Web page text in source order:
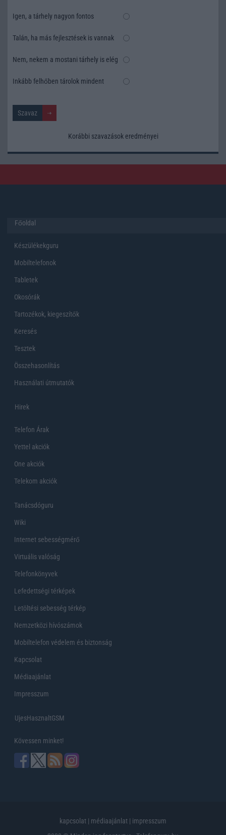
Igen, a tárhely nagyon fontos
Talán, ha más fejlesztések is vannak
Nem, nekem a mostani tárhely is elég
Inkább felhőben tárolok mindent
Korábbi szavazások eredményei
Főoldal
Készülékekguru
Mobiltelefonok
Tabletek
Okosórák
Tartozékok, kiegeszítők
Keresés
Tesztek
Összehasonlítás
Használati útmutatók
Hirek
Telefon Árak
Yettel akciók
One akciók
Telekom akciók
Tanácsdóguru
Wiki
Internet sebességmérő
Virtuális valóság
Telefonkönyvek
Lefedettségi térképek
Letöltési sebesség térkép
Nemzetközi hívószámok
Mobiltelefon védelem és biztonság
Kapcsolat
Médiaajánlat
Impresszum
UjesHasznaltGSM
Kövessen minket!
kapcsolat | médiaajánlat | impresszum